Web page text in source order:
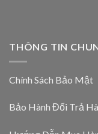
THÔNG TIN
Chính Sách Bảo Mật
Bảo Hành Đổi Trả